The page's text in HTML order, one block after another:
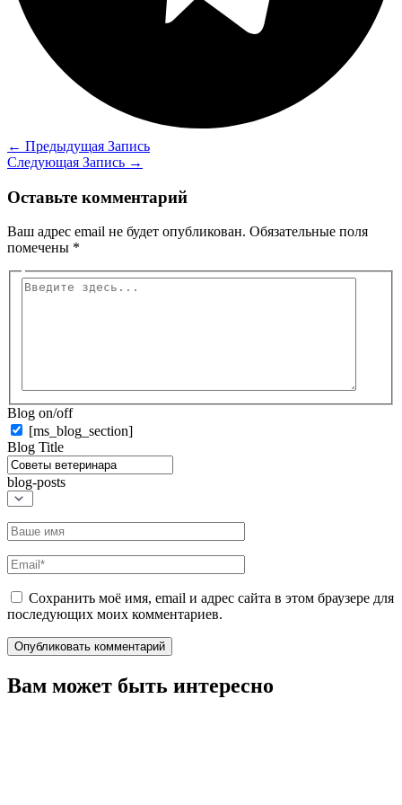
← Предыдущая Запись
Следующая Запись →
Оставьте комментарий
Ваш адрес email не будет опубликован. Обязательные поля
помечены *
Введите
Blog on/off
[ms_blog_section]
Blog Title
blog-posts
Название*
Email*
Сохранить моё имя, email и адрес сайта в этом браузере для
последующих моих комментариев.
Вам может быть интересно